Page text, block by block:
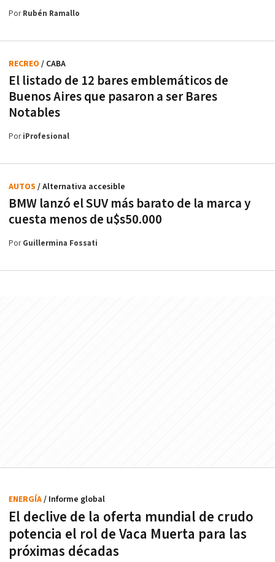
PorRubén Ramallo
El listado de 12 bares emblemáticos de
Buenos Aires que pasaron a ser Bares
Notables
RECREO / CABA
PoriProfesional
BMW lanzó el SUV más barato de la marca y
cuesta menos de u$s50.000
AUTOS / Alternativa accesible
PorGuillermina Fossati
El declive de la oferta mundial de crudo
potencia el rol de Vaca Muerta para las
próximas décadas
ENERGÍA/ Informe global